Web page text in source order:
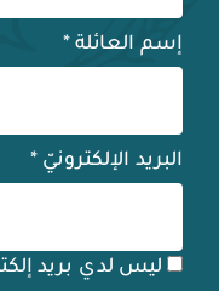
إسم العائلة *
البريد الإلكترونيّ *
ليس لدي بريد